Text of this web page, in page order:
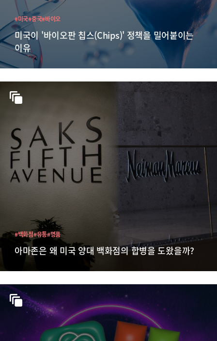
미국이 '바이오판 칩스(Chips)' 정책을 밀어붙이는
이유
#미국#중국#바이오
아마존은 왜 미국 양대 백화점의 합병을 도왔을까?
#백화점#유통#명품